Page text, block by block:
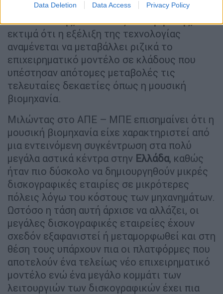
Data Deletion Data Access Privacy Policy
Ανάπτυξης στο Αριστοτέλειο Πανεπιστήμιο
Θεσσαλονίκης, Αθανάσιος Καλογερέσης,
εκτιμά ότι η εξέλιξη της τεχνολογίας
αναμένεται να μεταβάλλει ριζικά το
επιχειρηματικό μοντέλο σε κλάδους που
υπέστησαν απότομες μεταβολές τις
τελευταίες δεκαετίες όπως η μουσική
βιομηχανία.
Μιλώντας στο ΑΠΕ – ΜΠΕ επισημαίνει ότι η
μουσική βιομηχανία είχε χαρακτηριστεί από
μια εντεινόμενη συγκέντρωση στα πολύ
μεγάλα αστικά κέντρα στην Ελλάδα, καθώς
ήταν πιο δύσκολο να δημιουργηθούν μικρές
δισκογραφικές εταιρίες σε μικρότερες
πόλεις λόγω του κόστους των μηχανημάτων.
Ωστόσο η τάση αυτή άρχισε να αλλάζει, οι
μεγάλες δισκογραφικές εταιρείες έχουν
σχεδόν εξαφανιστεί ή μεταμορφωθεί και στη
θέση τους υπάρχουν πια οι πλατφόρμες που
αποτελούν ένα τελείως νέο επιχειρηματικό
μοντέλο ενώ ένα μεγάλο κομμάτι των
λειτουργιών των δισκογραφικών έχει πια